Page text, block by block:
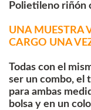
Polietileno riñón
UNA MUESTRA
CARGO UNA
Todas con el
ser un combo, el
para ambas
bolsa y en un